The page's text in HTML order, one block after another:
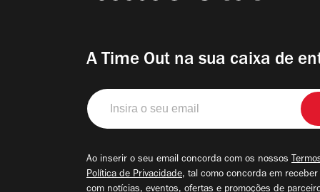
A Time Out na sua caixa de
Insira
o
seu
Ao inserir o seu email concorda com os nossos
Política de Privacidade, tal como concorda em
com notícias, eventos, ofertas e promoções de